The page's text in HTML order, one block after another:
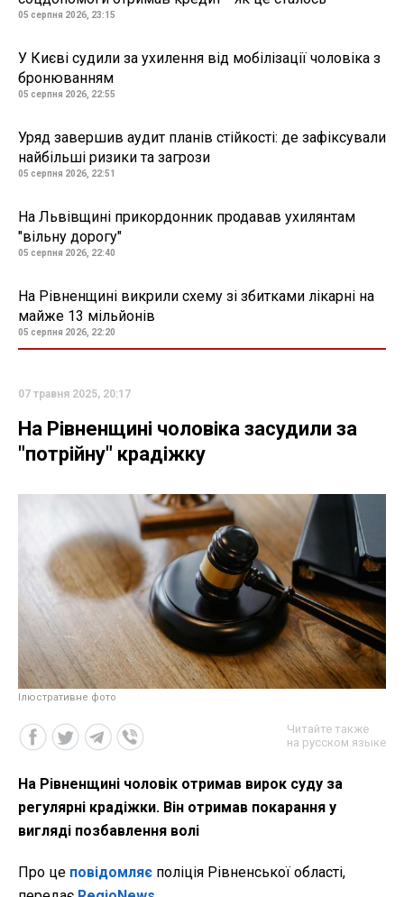
05 серпня 2026, 23:15
У Києві судили за ухилення від мобілізації чоловіка з
бронюванням
05 серпня 2026, 22:55
Уряд завершив аудит планів стійкості: де зафіксували
найбільші ризики та загрози
05 серпня 2026, 22:51
На Львівщині прикордонник продавав ухилянтам
"вільну дорогу"
05 серпня 2026, 22:40
На Рівненщині викрили схему зі збитками лікарні на
майже 13 мільйонів
05 серпня 2026, 22:20
07 травня 2025, 20:17
На Рівненщині чоловіка засудили за
"потрійну" крадіжку
Ілюстративне фото
Читайте также
на русском языке
На Рівненщині чоловік отримав вирок суду за
регулярні крадіжки. Він отримав покарання у
вигляді позбавлення волі
Про це повідомляє поліція Рівненської області,